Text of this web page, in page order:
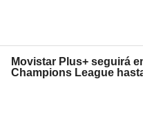
Movistar Plus+ seguirá
Champions League